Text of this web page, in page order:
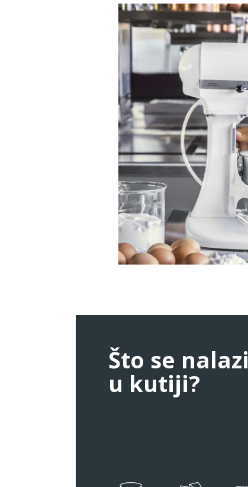
Što se nalazi
u kutiji?